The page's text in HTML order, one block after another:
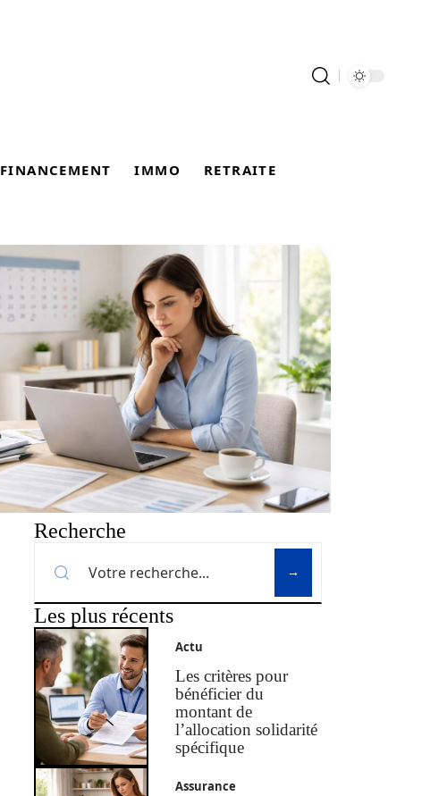
FINANCEMENT IMMO RETRAITE
Recherche
Les plus récents
Actu
Les critères pour
bénéficier du
montant de
l’allocation solidarité
spécifique
Assurance